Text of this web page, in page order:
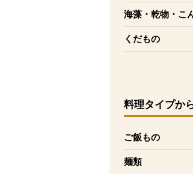
海藻・乾物・こ
を開く
くだもの
を開く
料理タイプか
ご飯もの
を開く
麺類
を開く